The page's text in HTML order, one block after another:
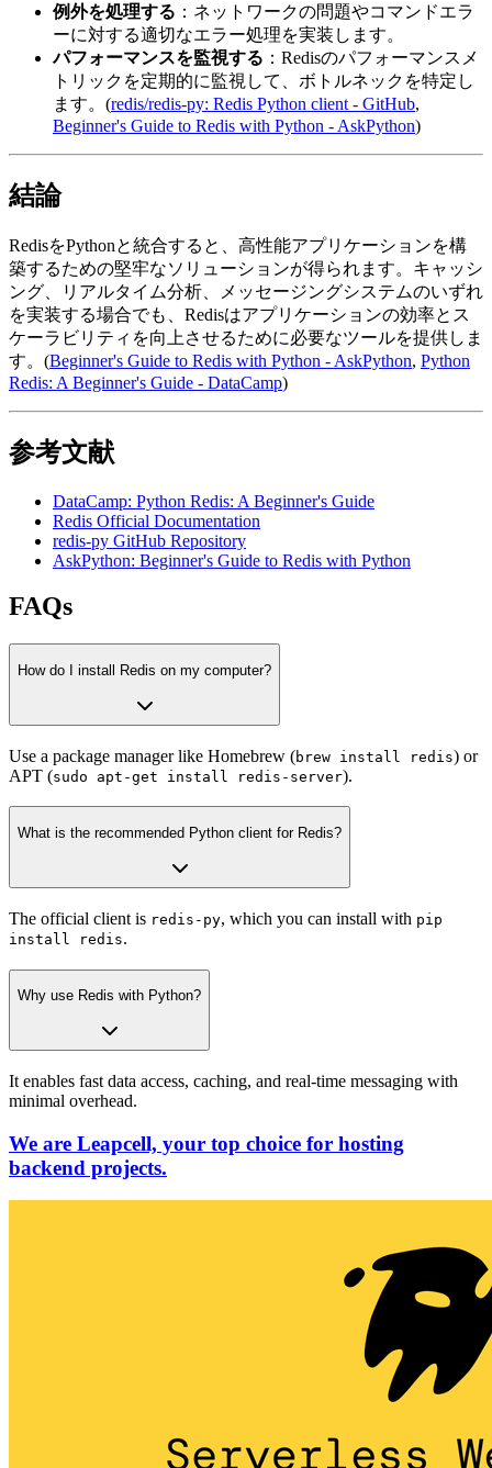
例外を処理する ：ネットワークの問題やコマンドエラ
ーに対する適切なエラー処理を実装します。
パフォーマンスを監視する ：Redisのパフォーマンスメ
トリックを定期的に監視して、ボトルネックを特定し
ます。(redis/redis-py: Redis Python client - GitHub,
Beginner's Guide to Redis with Python - AskPython)
結論
RedisをPythonと統合すると、高性能アプリケーションを構
築するための堅牢なソリューションが得られます。キャッシ
ング、リアルタイム分析、メッセージングシステムのいずれ
を実装する場合でも、Redisはアプリケーションの効率とス
ケーラビリティを向上させるために必要なツールを提供しま
す。(Beginner's Guide to Redis with Python - AskPython, Python
Redis: A Beginner's Guide - DataCamp)
参考文献
DataCamp: Python Redis: A Beginner's Guide
Redis Official Documentation
redis-py GitHub Repository
AskPython: Beginner's Guide to Redis with Python
FAQs
How do I install Redis on my computer?
Use a package manager like Homebrew (brew install redis) or
APT (sudo apt-get install redis-server).
What is the recommended Python client for Redis?
The official client is redis-py, which you can install with pip
install redis.
Why use Redis with Python?
It enables fast data access, caching, and real-time messaging with
minimal overhead.
We are Leapcell, your top choice for hosting
backend projects.